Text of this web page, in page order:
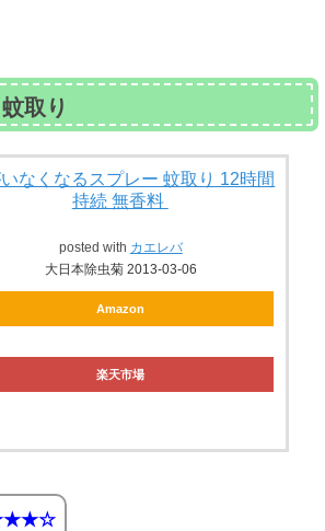
取り
なくなるスプレー 蚊取り 12時間
持続 無香料
posted with カエレバ
大日本除虫菊 2013-03-06
Amazon
楽天市場
★★★☆